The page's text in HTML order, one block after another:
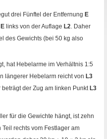
drei Fünftel der Entfernung E
E links von der Auflage L2. Daher
des Gewichts (bei 50 kg also
hat Hebelarme im Verhältnis 1:5
längerer Hebelarm reicht von L3
beträgt der Zug am linken PunktL3
für die Gewichte hängt, ist zehn
Teil rechts vom Festlager am